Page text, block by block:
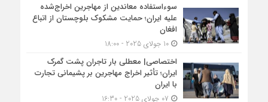
سوءاستفاده معاندین از مهاجرین اخراج‌شده
علیه ایران؛ حمایت مشکوک بلوچستان از اتباع
افغان
10 جولای 2025 - 18:00
اختصاصی| معطلی بار تاجران پشت گمرک
ایران؛ تأثیر اخراج مهاجرین بر پشیمانی تجارت
با ایران